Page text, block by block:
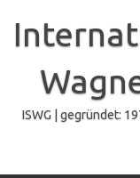
springen
ISWG | gegründet: